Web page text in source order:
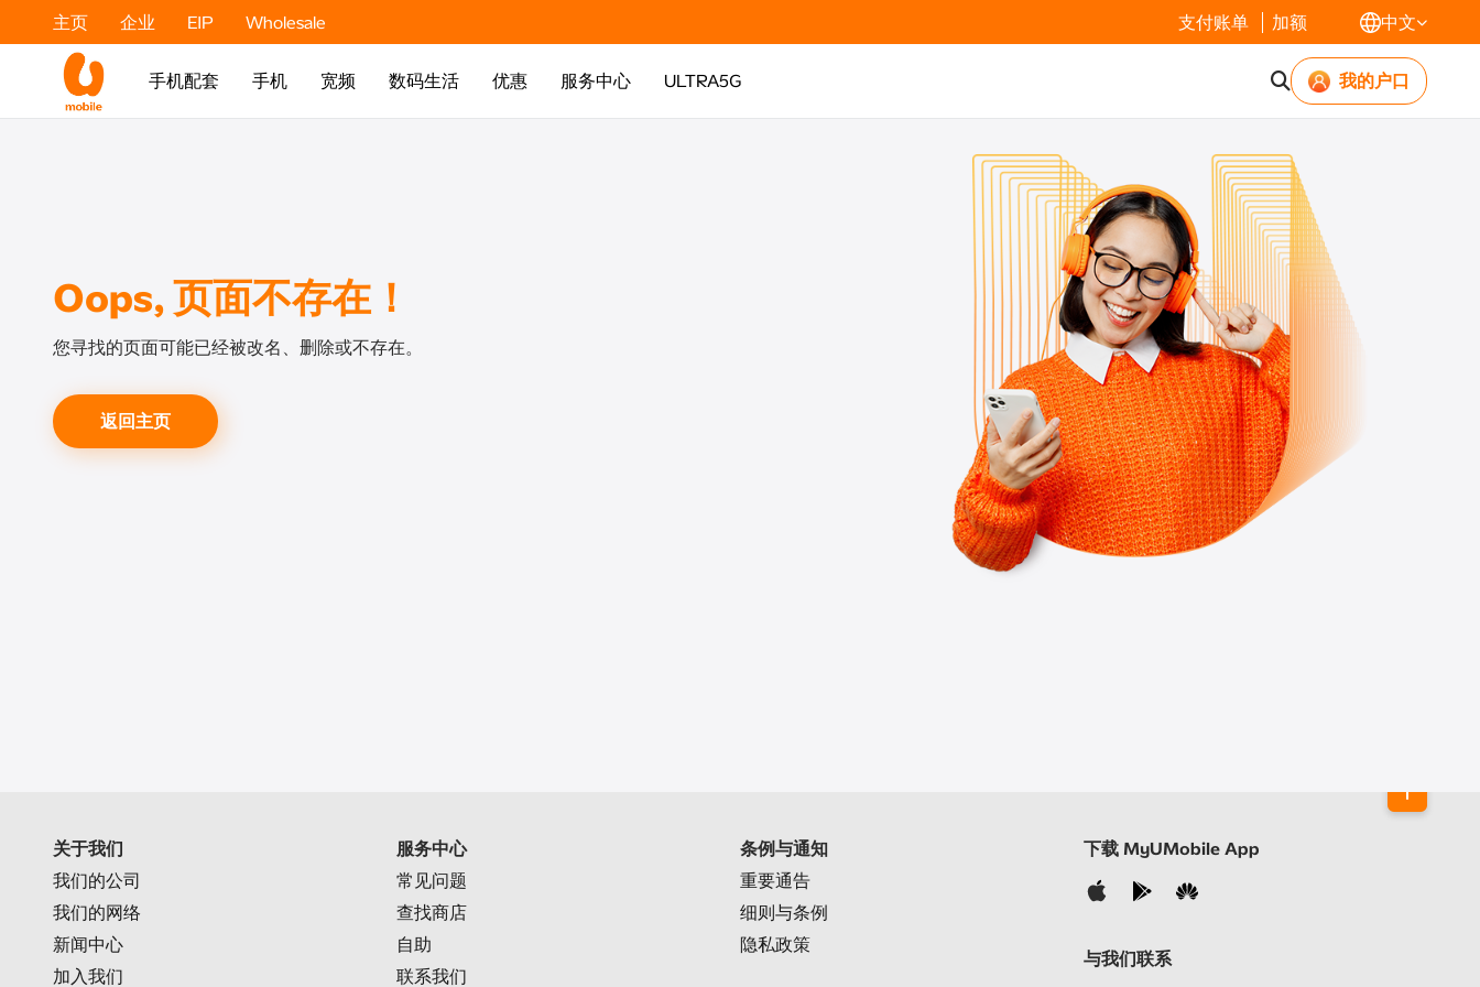
主页 企业 EIP Wholesale 支付账单 加额 中文
手机配套 手机 宽频 数码生活 优惠 服务中心 ULTRA5G 我的户口
Oops, 页面不存在！
您寻找的页面可能已经被改名、删除或不存在。
返回主页
关于我们
我们的公司
我们的网络
新闻中心
加入我们
服务中心
常见问题
查找商店
自助
联系我们
条例与通知
重要通告
细则与条例
隐私政策
下载 MyUMobile App
与我们联系